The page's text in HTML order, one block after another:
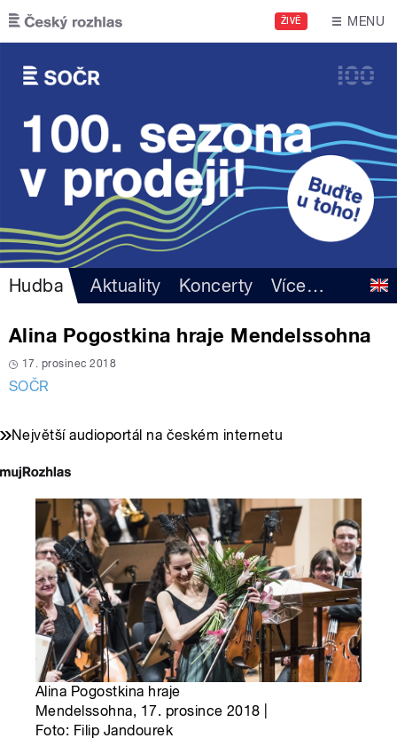
Přejít k hlavnímu obsahu
ŽIVĚ MENU
Hudba Aktuality Koncerty Více…
Alina Pogostkina hraje Mendelssohna
17. prosinec 2018
SOČR
Největší audioportál na českém internetu
Alina Pogostkina hraje
Mendelssohna, 17. prosince 2018 |
Foto: Filip Jandourek